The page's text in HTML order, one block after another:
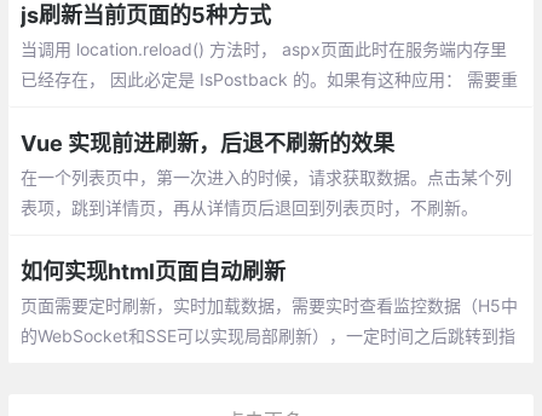
js刷新当前页面的5种方式
当调用 location.reload() 方法时， aspx页面此时在服务端内存里
已经存在， 因此必定是 IsPostback 的。如果有这种应用： 需要重
是 Not IsPostback 的
Vue 实现前进刷新，后退不刷新的效果
在一个列表页中，第一次进入的时候，请求获取数据。点击某个列
表项，跳到详情页，再从详情页后退回到列表页时，不刷新。
如何实现html页面自动刷新
页面需要定时刷新，实时加载数据，需要实时查看监控数据（H5中
的WebSocket和SSE可以实现局部刷新），一定时间之后跳转到指